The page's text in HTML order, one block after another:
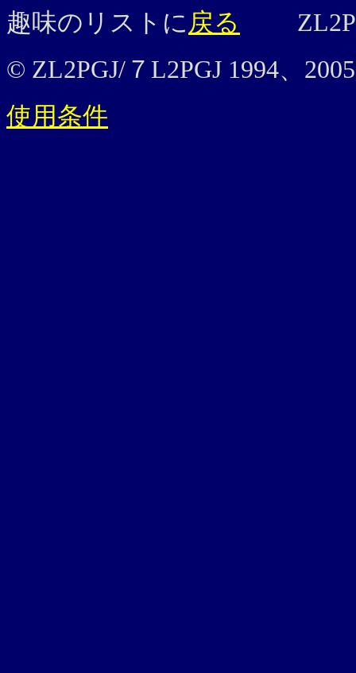
趣味のリストに 戻る
© ZL2PGJ/７L2PGJ 1994、
使用条件